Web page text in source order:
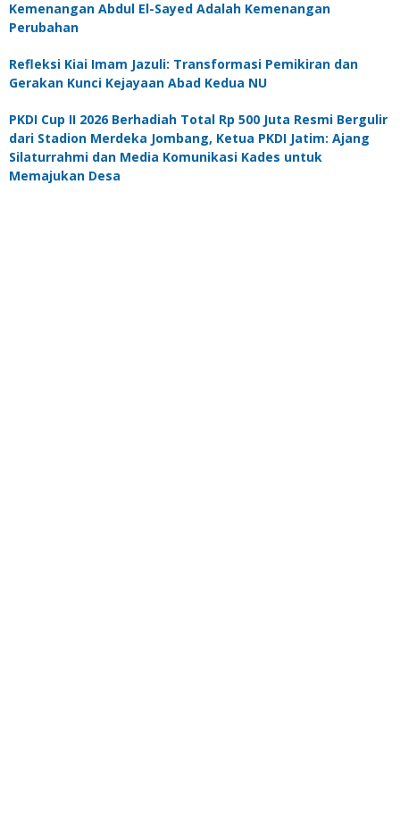
Kemenangan Abdul El-Sayed Adalah Kemenangan
Perubahan
Refleksi Kiai Imam Jazuli: Transformasi Pemikiran dan
Gerakan Kunci Kejayaan Abad Kedua NU
PKDI Cup II 2026 Berhadiah Total Rp 500 Juta Resmi Bergulir
dari Stadion Merdeka Jombang, Ketua PKDI Jatim: Ajang
Silaturrahmi dan Media Komunikasi Kades untuk
Memajukan Desa